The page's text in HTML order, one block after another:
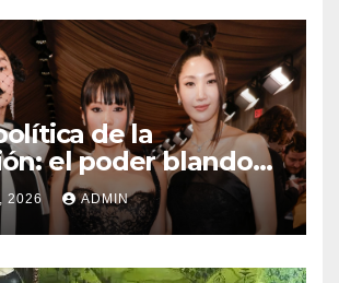
de la
el poder blando
nuevo lenguaje del
2026 ADMIN